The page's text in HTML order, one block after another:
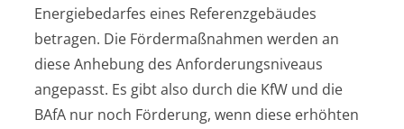
Energiebedarfes eines Referenzgebäudes
betragen. Die Fördermaßnahmen werden an
diese Anhebung des Anforderungsniveaus
angepasst. Es gibt also durch die KfW und die
BAfA nur noch Förderung, wenn diese erhöhten